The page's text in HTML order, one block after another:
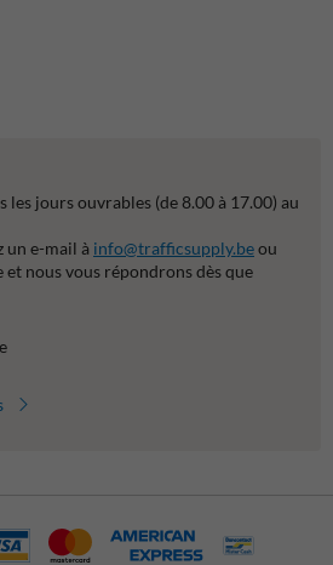
les jours ouvrables (de 8.00 à 17.00) au
un e-mail à info@trafficsupply.beou
nous vous répondrons dès que